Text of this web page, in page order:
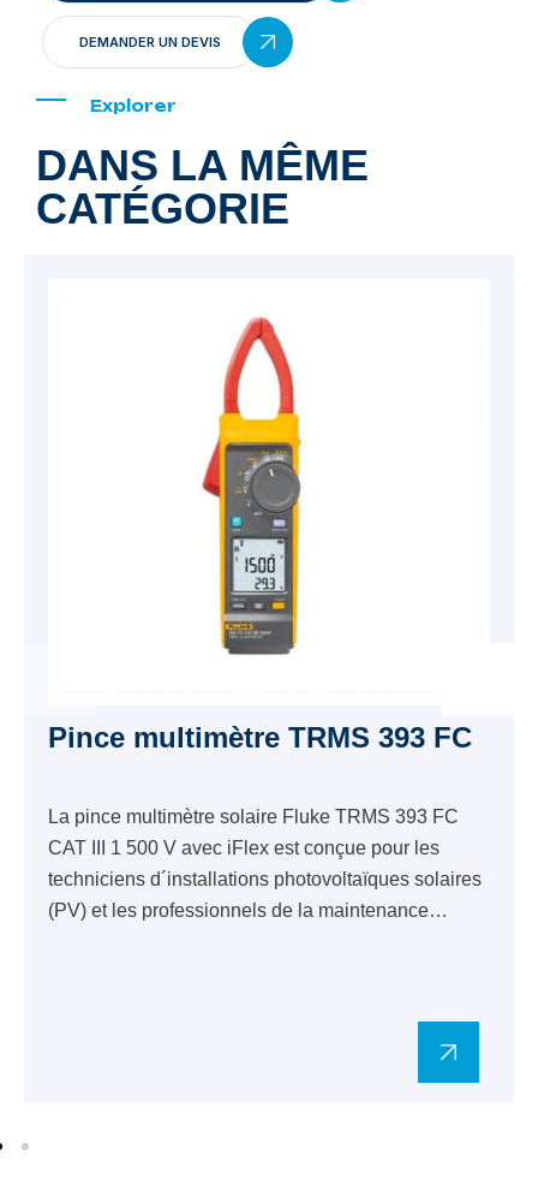
DEMANDER UN DEVIS
Explorer
DANS LA MÊME
CATÉGORIE
Pince multimètre TRMS 393 FC
La pince multimètre solaire Fluke TRMS 393 FC
CAT III 1 500 V avec iFlex est conçue pour les
techniciens d´installations photovoltaïques solaires
(PV) et les professionnels de la maintenance…